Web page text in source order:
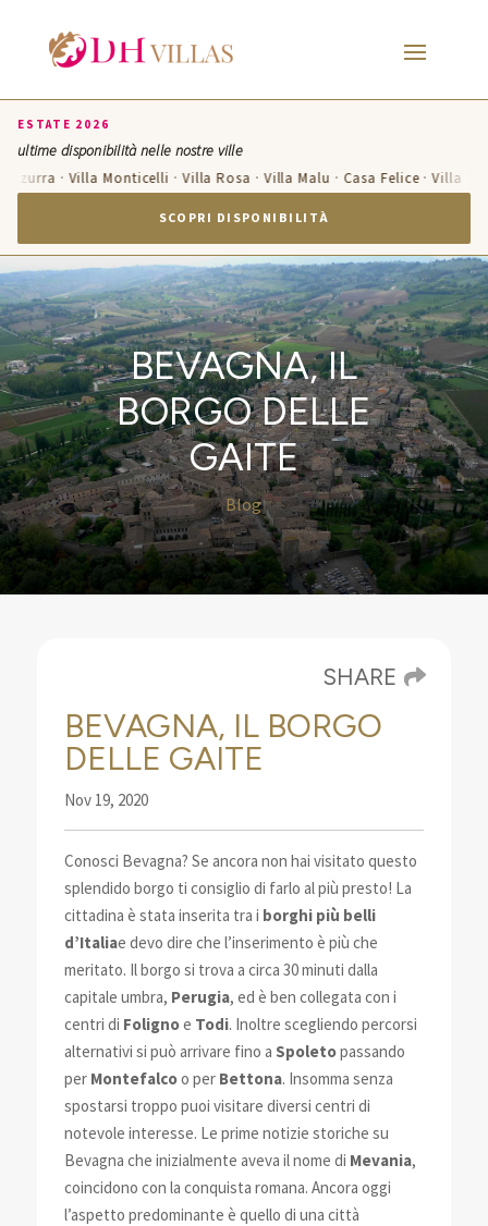
ESTATE 2026
ultime disponibilità nelle nostre ville
· Villa Monticelli · Villa Rosa · Villa Malu · Casa Felice · Villa
SCOPRI DISPONIBILITÀ
BEVAGNA, IL
BORGO DELLE
GAITE
Blog
SHARE
BEVAGNA, IL BORGO
DELLE GAITE
Nov 19, 2020
Conosci Bevagna? Se ancora non hai visitato questo
splendido borgo ti consiglio di farlo al più presto! La
cittadina è stata inserita tra i borghi più belli
d’Italiae devo dire che l’inserimento è più che
meritato. Il borgo si trova a circa 30 minuti dalla
capitale umbra, Perugia, ed è ben collegata con i
centri di Folignoe Todi. Inoltre scegliendo percorsi
alternativi si può arrivare fino a Spoletopassando
per Montefalcoo per Bettona. Insomma senza
spostarsi troppo puoi visitare diversi centri di
notevole interesse. Le prime notizie storiche su
Bevagna che inizialmente aveva il nome di Mevania,
coincidono con la conquista romana. Ancora oggi
l’aspetto predominante è quello di una città